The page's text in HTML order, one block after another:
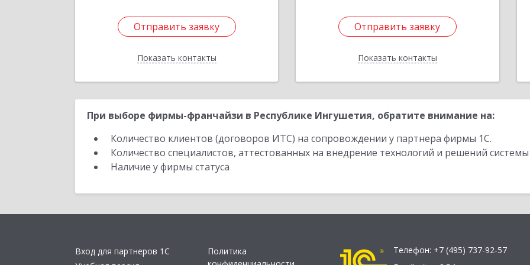
Отправить заявку
Показать контакты
Отправить заявку
Назад
Отправить заявку
Показать контакты
Отправить заявку
Назад
При выборе фирмы-франчайзи в Республике Ингушетия, обратите внимание на:
Количество клиентов (договоров ИТС) на сопровождении у партнера фирмы 1С.
Количество специалистов, аттестованных на внедрение технологий и решений
Наличие у фирмы статуса
Вход для партнеров 1С
Политика
Телефон: +7 (495) 737-92-57